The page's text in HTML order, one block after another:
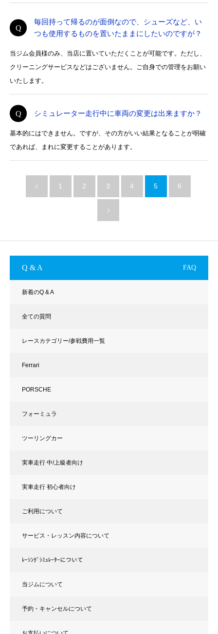
毎回持って帰るのが面倒なので、シューズなど、い
つも使用するものを置いたままにしたいのですが？
当ジム会員様のみ、当店に置いていただくことが可能です。ただし、
クリーニングサービスなどはございません。ご自身での管理をお願い
いたします。
シミュレーター走行中に車両の変更は出来ますか？
基本的にはできません。ですが、その方がいい結果となることが明確
であれば、まれに変更することがあります。
1 2 3 4 5 6
Q & A FAQ
新着のQ & A
全ての質問
レースカテゴリー/参戦費用一覧
Ferrari
PORSCHE
フォーミュラ
ツーリングカー
実車走行 中/上級者向け
実車走行 初心者向け
ご利用について
サービス・レッスン内容について
ﾚｰｼﾝｸﾞｼﾐｭﾚｰﾀｰについて
当ジムについて
予約・キャンセルについて